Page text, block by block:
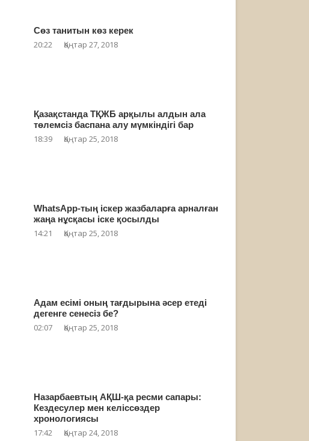
Сөз танитын көз керек
20:22 Қаңтар 27, 2018
Қазақстанда ТҚЖБ арқылы алдын ала
төлемсіз баспана алу мүмкіндігі бар
18:39 Қаңтар 25, 2018
WhatsApp-тың іскер жазбаларға арналған
жаңа нұсқасы іске қосылды
14:21 Қаңтар 25, 2018
Адам есімі оның тағдырына әсер етеді
дегенге сенесіз бе?
02:07 Қаңтар 25, 2018
Назарбаевтың АҚШ-қа ресми сапары:
Кездесулер мен келіссөздер
хронологиясы
17:42 Қаңтар 24, 2018